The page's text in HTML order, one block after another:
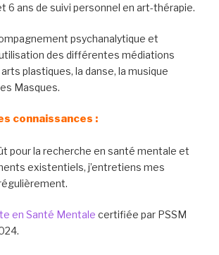
6 ans de suivi personnel en art-thérapie.
psychanalytique et
des différentes médiations
plastiques, la danse, la musique
Masques.
connaissances :
pour la recherche en santé mentale et
existentiels, j’entretiens mes
en Santé Mentale certifiée par PSSM